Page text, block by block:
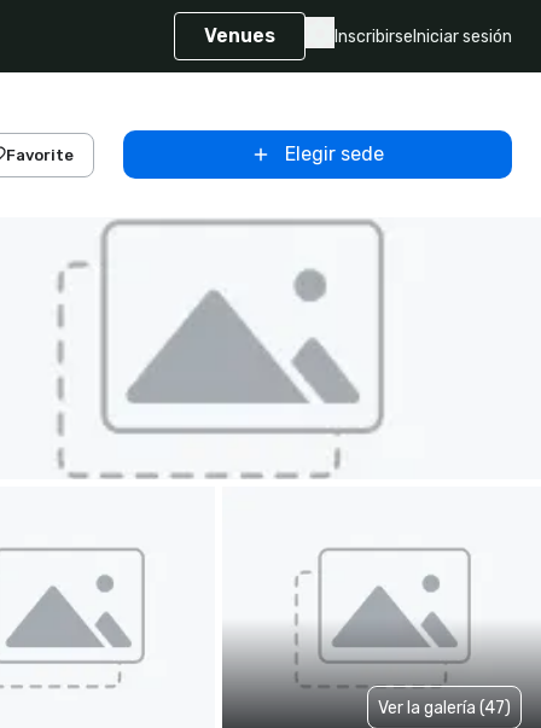
Venues Inscribirse Iniciar sesión
Favorite Elegir sede
Ver la galería (47)